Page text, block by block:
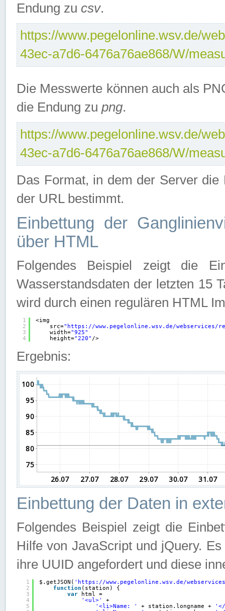
Endung zu csv.
https://www.pegelonline.wsv.de/
43ec-a7d6-6476a76ae868/W/
Die Messwerte können auch als
die Endung zu png.
https://www.pegelonline.wsv.de/
43ec-a7d6-6476a76ae868/W/
Das Format, in dem der Server
der URL bestimmt.
Einbettung der
über HTML
Folgendes Beispiel zeigt die
Wasserstandsdaten der letzten 15
wird durch einen regulären HTML
1
2
3
4
<img
src=" https://www.pegelonline.wsv.de/webservices/
width="925"
height="220" />
Ergebnis:
Einbettung der Daten in
Folgendes Beispiel zeigt die
Hilfe von JavaScript und jQuery.
ihre UUID angefordert und diese
1
2
3
4
5
$.getJSON( ' https://www.pegelonline.wsv.de/
function (station) {
var
html =
'<ul>'
+
'<li>Name: '
+ station.longname +